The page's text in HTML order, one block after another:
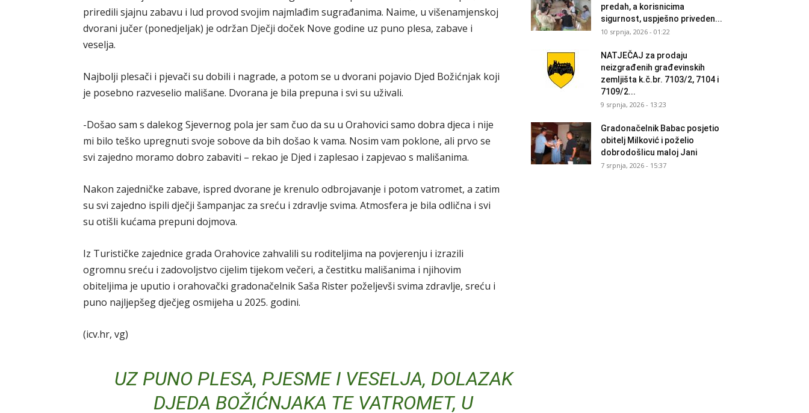
priredili sjajnu zabavu i lud provod svojim najmlađim sugrađanima. Naime, u višenamjenskoj
dvorani jučer (ponedjeljak) je održan Dječji doček Nove godine uz puno plesa, zabave i
veselja.
Najbolji plesači i pjevači su dobili i nagrade, a potom se u dvorani pojavio Djed Božićnjak koji
je posebno razveselio mališane. Dvorana je bila prepuna i svi su uživali.
-Došao sam s dalekog Sjevernog pola jer sam čuo da su u Orahovici samo dobra djeca i nije
mi bilo teško upregnuti svoje sobove da bih došao k vama. Nosim vam poklone, ali prvo se
svi zajedno moramo dobro zabaviti – rekao je Djed i zaplesao i zapjevao s mališanima.
Nakon zajedničke zabave, ispred dvorane je krenulo odbrojavanje i potom vatromet, a zatim
su svi zajedno ispili dječji šampanjac za sreću i zdravlje svima. Atmosfera je bila odlična i svi
su otišli kućama prepuni dojmova.
Iz Turističke zajednice grada Orahovice zahvalili su roditeljima na povjerenju i izrazili
ogromnu sreću i zadovoljstvo cijelim tijekom večeri, a čestitku mališanima i njihovim
obiteljima je uputio i orahovački gradonačelnik Saša Rister poželjevši svima zdravlje, sreću i
puno najljepšeg dječjeg osmijeha u 2025. godini.
(icv.hr, vg)
UZ PUNO PLESA, PJESME I VESELJA, DOLAZAK
DJEDA BOŽIĆNJAKA TE VATROMET, U
predah, a korisnicima
sigurnost, uspješno priveden...
10 srpnja, 2026 - 01:22
NATJEČAJ za prodaju
neizgrađenih građevinskih
zemljišta k.č.br. 7103/2, 7104 i
7109/2...
9 srpnja, 2026 - 13:23
Gradonačelnik Babac posjetio
obitelj Milković i poželio
dobrodošlicu maloj Jani
7 srpnja, 2026 - 15:37